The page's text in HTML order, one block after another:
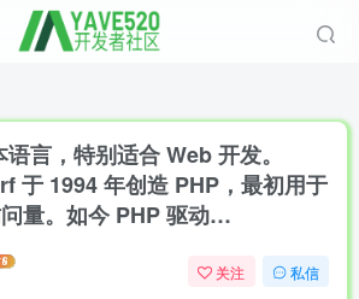
言，特别适合 Web 开发。
于 1994 年创造 PHP，最初用于
量。如今 PHP 驱动…
关注 私信